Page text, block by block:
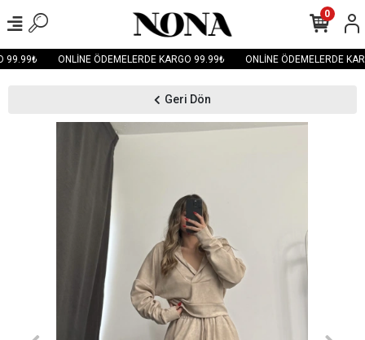
99.99₺ ONLİNE ÖDEMELERDE KARGO 99.99₺ ONLİNE ÖDEMELERDE
0
Geri Dön